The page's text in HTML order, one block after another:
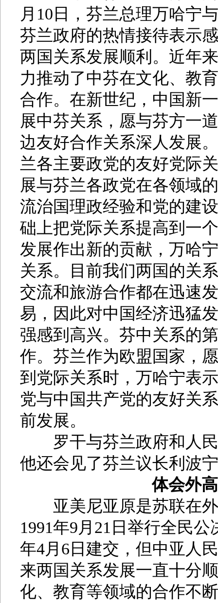
月10日，芬兰总理万哈宁
芬兰政府的热情接待表示
两国关系发展顺利。近年
力推动了中芬在文化、教
合作。在新世纪，中国新
展中芬关系，愿与芬方一
边友好合作关系深人发展
兰各主要政党的友好党际
展与芬兰各政党在各领域
流治国理政经验和党的建
础上把党际关系提高到一
发展作出新的贡献，万哈
关系。目前我们两国的关
交流和旅游合作都在迅速
易，因此对中国经济迅猛
强感到高兴。芬中关系的
作。芬兰作为欧盟国家，
到党际关系时，万哈宁表
党与中国共产党的友好关
前发展。
罗干与芬兰政府和人民
他还会见了芬兰议长利波
体会外
亚美尼亚原是苏联在外
1991年9月21日举行全民
年4月6日建交，但中亚人
来两国关系发展一直十分
化、教育等领域的合作不